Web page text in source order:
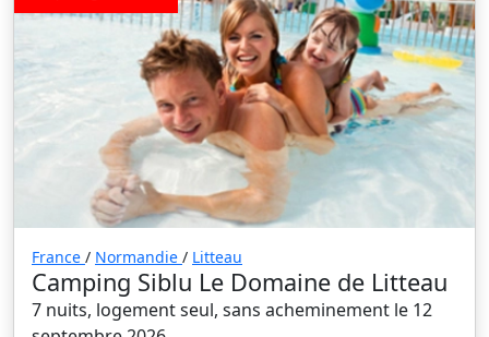
France / Normandie / Litteau
Camping Siblu Le Domaine de Litteau
7 nuits, logement seul, sans acheminement le 12